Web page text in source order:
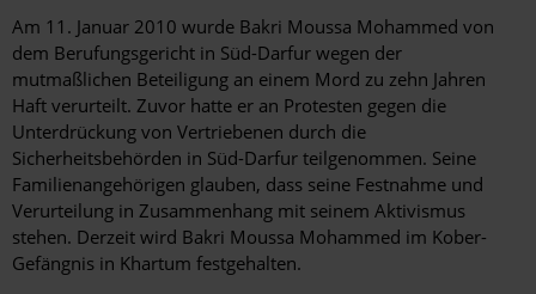
Am 11. Januar 2010 wurde Bakri Moussa Mohammed von
dem Berufungsgericht in Süd-Darfur wegen der
mutmaßlichen Beteiligung an einem Mord zu zehn Jahren
Haft verurteilt. Zuvor hatte er an Protesten gegen die
Unterdrückung von Vertriebenen durch die
Sicherheitsbehörden in Süd-Darfur teilgenommen. Seine
Familienangehörigen glauben, dass seine Festnahme und
Verurteilung in Zusammenhang mit seinem Aktivismus
stehen. Derzeit wird Bakri Moussa Mohammed im Kober-
Gefängnis in Khartum festgehalten.